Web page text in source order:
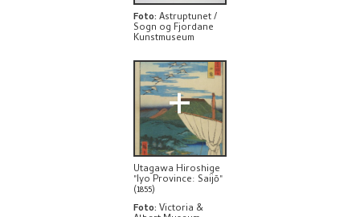
Foto: Astruptunet /
Sogn og Fjordane
Kunstmuseum
+
Utagawa Hiroshige
"Iyo Province: Saijō"
(1855)
Foto: Victoria &